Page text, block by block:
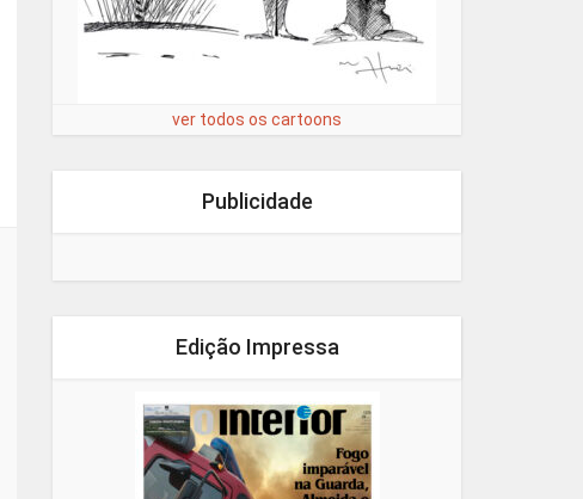
ver todos os cartoons
Publicidade
Edição Impressa